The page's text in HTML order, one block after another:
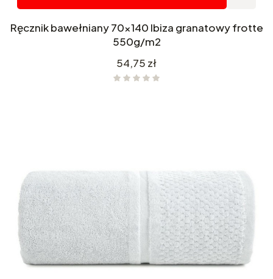
Ręcznik bawełniany 70x140 Ibiza granatowy frotte
550g/m2
Cena
54,75 zł